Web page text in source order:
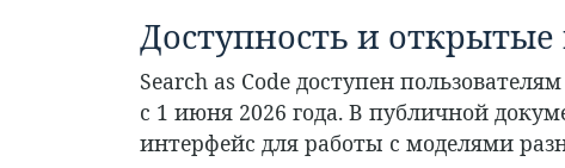
Доступность и
Search as Code доступен
с 1 июня 2026 года. В публичной
интерфейс для работы с моделями